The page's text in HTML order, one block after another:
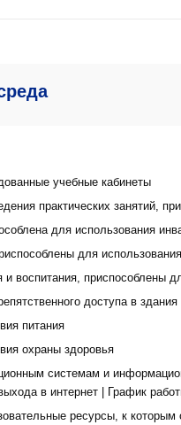
учебные кабинеты
практических занятий,
для использования
для
и воспитания, приспособлены
доступа в
питания
охраны здоровья
системам и
в интернет| График
ресурсы, к